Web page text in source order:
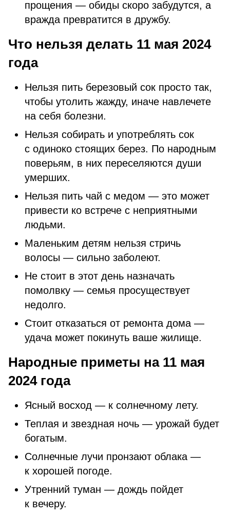
прощения — обиды скоро забудутся, а
вражда превратится в дружбу.
Что нельзя делать 11 мая 2024
года
Нельзя пить березовый сок просто так,
чтобы утолить жажду, иначе навлечете
на себя болезни.
Нельзя собирать и употреблять сок
с одиноко стоящих берез. По народным
поверьям, в них переселяются души
умерших.
Нельзя пить чай с медом — это может
привести ко встрече с неприятными
людьми.
Маленьким детям нельзя стричь
волосы — сильно заболеют.
Не стоит в этот день назначать
помолвку — семья просуществует
недолго.
Стоит отказаться от ремонта дома —
удача может покинуть ваше жилище.
Народные приметы на 11 мая
2024 года
Ясный восход — к солнечному лету.
Теплая и звездная ночь — урожай будет
богатым.
Солнечные лучи пронзают облака —
к хорошей погоде.
Утренний туман — дождь пойдет
к вечеру.